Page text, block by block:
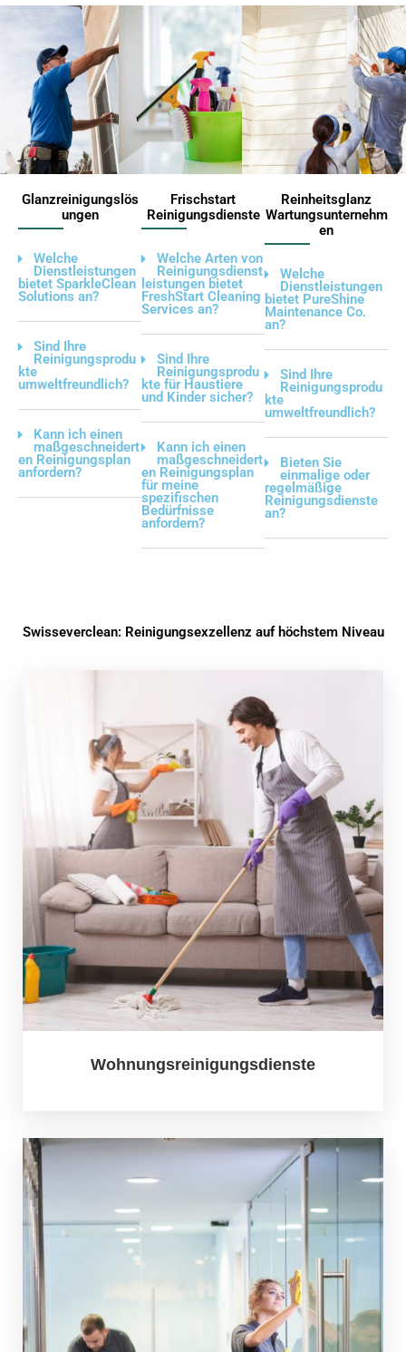
Glanzreinigungslös
ungen
Welche
Dienstleistungen
bietet SparkleClean
Solutions an?
Sind Ihre
Reinigungsprodu
kte
umweltfreundlich?
Kann ich einen
maßgeschneidert
en Reinigungsplan
anfordern?
Frischstart
Reinigungsdienste
Welche Arten von
Reinigungsdienst
leistungen bietet
FreshStart Cleaning
Services an?
Sind Ihre
Reinigungsprodu
kte für Haustiere
und Kinder sicher?
Kann ich einen
maßgeschneidert
en Reinigungsplan
für meine
spezifischen
Bedürfnisse
anfordern?
Reinheitsglanz
Wartungsunternehm
en
Welche
Dienstleistungen
bietet PureShine
Maintenance Co.
an?
Sind Ihre
Reinigungsprodu
kte
umweltfreundlich?
Bieten Sie
einmalige oder
regelmäßige
Reinigungsdienste
an?
Swisseverclean: Reinigungsexzellenz auf höchstem Niveau
Wohnungsreinigungsdienste